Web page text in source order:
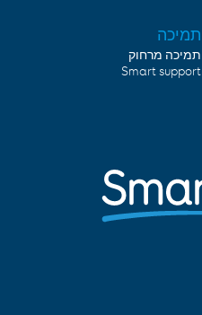
תמיכה
תמיכה מרחוק
Smart support